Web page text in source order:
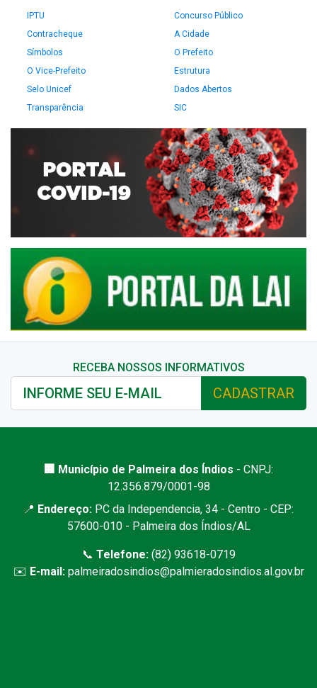
IPTU
Concurso Público
Contracheque
A Cidade
Símbolos
O Prefeito
O Vice-Prefeito
Estrutura
Selo Unicef
Dados Abertos
Transparência
SIC
RECEBA NOSSOS INFORMATIVOS
CADASTRAR
🏢 Município de Palmeira dos Índios - CNPJ:
12.356.879/0001-98
📍 Endereço: PC da Independencia, 34 - Centro - CEP:
57600-010 - Palmeira dos Índios/AL
📞 Telefone:(82) 93618-0719
✉️ E-mail: palmeiradosindios@palmieradosindios.al.gov.br